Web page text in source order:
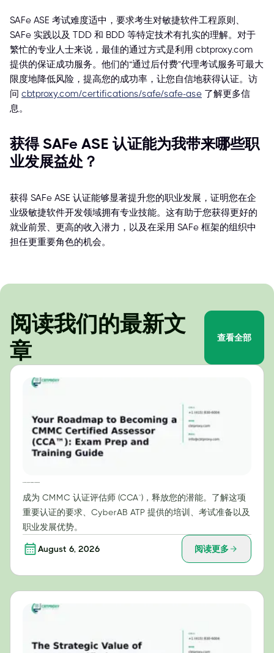
SAFe ASE 考试难度适中，要求考生对敏捷软件工程原则、
SAFe 实践以及 TDD 和 BDD 等特定技术有扎实的理解。对于
繁忙的专业人士来说，最佳的通过方式是利用 cbtproxy.com
提供的保证成功服务。他们的“通过后付费”代理考试服务可最大
限度地降低风险，提高您的成功率，让您自信地获得认证。访
问 cbtproxy.com/certifications/safe/safe-ase 了解更多信
息。
获得 SAFe ASE 认证能为我带来哪些职
业发展益处？
获得 SAFe ASE 认证能够显著提升您的职业发展，证明您在企
业级敏捷软件开发领域拥有专业技能。这有助于您获得更好的
就业前景、更高的收入潜力，以及在采用 SAFe 框架的组织中
担任更重要角色的机会。
阅读我们的最新文
章
查看全部
成为 CMMC 认证评估师 (CCA™)，释放您的潜能。了解这项
重要认证的要求、CyberAB ATP 提供的培训、考试准备以及
职业发展优势。
August 6, 2026 阅读更多